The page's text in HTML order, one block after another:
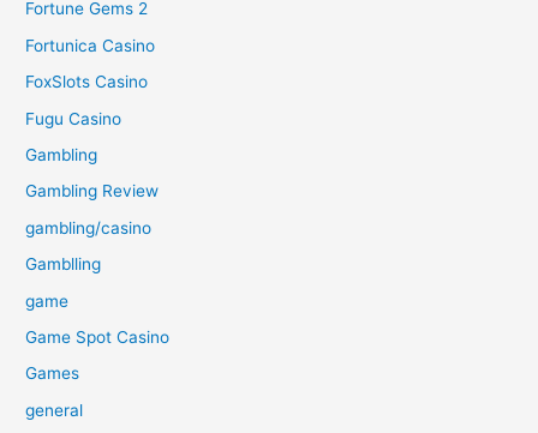
Fortune Gems 2
Fortunica Casino
FoxSlots Casino
Fugu Casino
Gambling
Gambling Review
gambling/casino
Gamblling
game
Game Spot Casino
Games
general